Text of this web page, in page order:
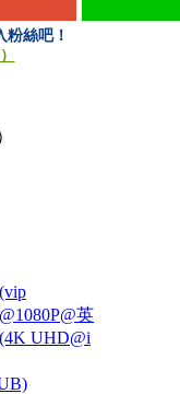
絲吧！
英
UHD@i